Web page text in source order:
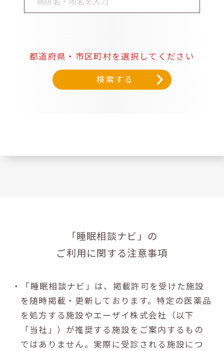
都道府県・市区町村を選択してください
検索する
「睡眠相談ナビ」の
ご利用に関する注意事項
・「睡眠相談ナビ」は、掲載許可を受けた施設
を随時掲載・更新しております。特定の医薬品
を処方する施設やエーザイ株式会社（以下
「当社」）が推奨する施設をご案内するもの
ではありません。実際に受診される施設につ